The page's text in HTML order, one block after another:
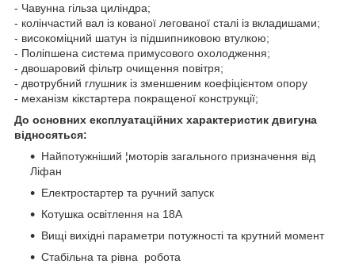
- Чавунна гільза циліндра;
- колінчастий вал із кованої легованої сталі із вкладишами;
- високоміцний шатун із підшипниковою втулкою;
- Поліпшена система примусового охолодження;
- двошаровий фільтр очищення повітря;
- двотрубний глушник із зменшеним коефіцієнтом опору
- механізм кікстартера покращеної конструкції;
До основних експлуатаційних характеристик двигуна
відносяться:
Найпотужніший ¦моторів загального призначення від
Ліфан
Електростартер та ручний запуск
Котушка освітлення на 18А
Вищі вихідні параметри потужності та крутний момент
Стабільна та рівна робота